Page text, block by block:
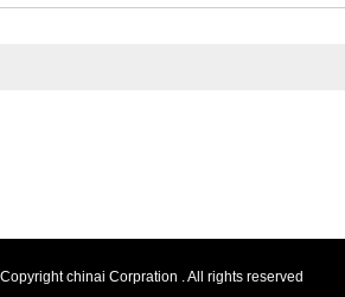
Copyright chinai Corpration . All rights reserved